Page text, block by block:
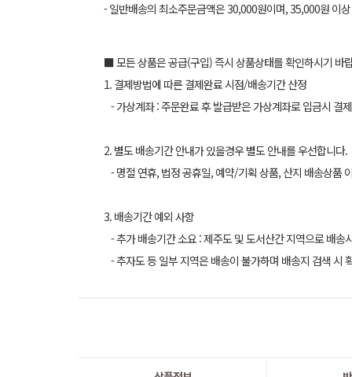
- 일반배송의 최소주문금액은 30,000원이며, 35,000원 이
■ 모든 상품은 공급(구입) 즉시 상품상태를 확인하시기 바
1. 결제방법에 따른 결제완료 시점/배송기간 산정
- 가상계좌 : 주문완료 후 발급받은 가상계좌로 입금시
2. 별도 배송기간 안내가 있을경우 별도 안내를 우선합니다.
- 명절 연휴, 법정 공휴일, 예약/기획 상품, 산지 배송상품
3. 배송기간 예외 사항
- 추가 배송기간 소요 : 제주도 및 도서산간 지역으로 배
- 추자도 등 일부 지역은 배송이 불가하며 배송지 검색 시